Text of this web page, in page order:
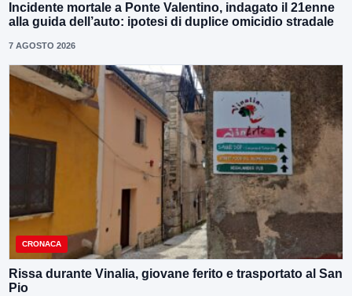
Incidente mortale a Ponte Valentino, indagato il 21enne
alla guida dell’auto: ipotesi di duplice omicidio stradale
7 AGOSTO 2026
CRONACA
Rissa durante Vinalia, giovane ferito e trasportato al San
Pio